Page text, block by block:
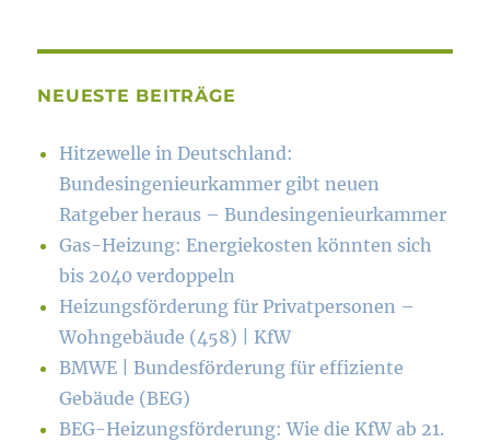
NEUESTE BEITRÄGE
Hitzewelle in Deutschland:
Bundesingenieurkammer gibt neuen
Ratgeber heraus – Bundesingenieurkammer
Gas-Heizung: Energiekosten könn­ten sich
bis 2040 verdoppeln
Heizungsförderung für Privatpersonen –
Wohngebäude (458) | KfW
BMWE | Bundesförderung für effiziente
Gebäude (BEG)
BEG-Heizungsförderung: Wie die KfW ab 21.